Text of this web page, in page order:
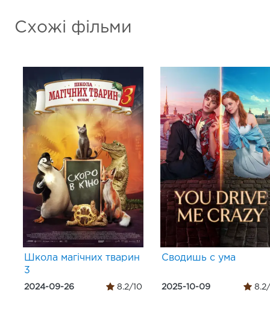
Схожі фільми
Школа магічних тварин
3
2024-09-26 8.2/10
Сводишь с ума
2025-10-09 8.2/